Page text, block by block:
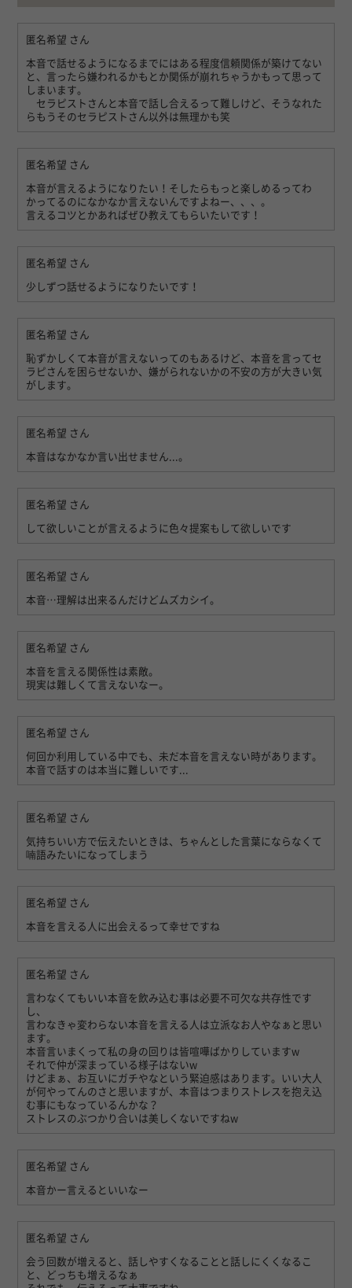
匿名希望 さん
本音で話せるようになるまでにはある程度信頼関係が築けてない
と、言ったら嫌われるかもとか関係が崩れちゃうかもって思って
しまいます。
セラピストさんと本音で話し合えるって難しけど、そうなれた
らもうそのセラピストさん以外は無理かも笑
匿名希望 さん
本音が言えるようになりたい！そしたらもっと楽しめるってわ
かってるのになかなか言えないんですよねー、、、。
言えるコツとかあればぜひ教えてもらいたいです！
匿名希望 さん
少しずつ話せるようになりたいです！
匿名希望 さん
恥ずかしくて本音が言えないってのもあるけど、本音を言ってセ
ラピさんを困らせないか、嫌がられないかの不安の方が大きい気
がします。
匿名希望 さん
本音はなかなか言い出せません...。
匿名希望 さん
して欲しいことが言えるように色々提案もして欲しいです
匿名希望 さん
本音…理解は出来るんだけどムズカシイ。
匿名希望 さん
本音を言える関係性は素敵。
現実は難しくて言えないなー。
匿名希望 さん
何回か利用している中でも、未だ本音を言えない時があります。
本音で話すのは本当に難しいです...
匿名希望 さん
気持ちいい方で伝えたいときは、ちゃんとした言葉にならなくて
喃語みたいになってしまう
匿名希望 さん
本音を言える人に出会えるって幸せですね
匿名希望 さん
言わなくてもいい本音を飲み込む事は必要不可欠な共存性です
し、
言わなきゃ変わらない本音を言える人は立派なお人やなぁと思い
ます。
本音言いまくって私の身の回りは皆喧嘩ばかりしていますw
それで仲が深まっている様子はないw
けどまぁ、お互いにガチやなという緊迫感はあります。いい大人
が何やってんのさと思いますが、本音はつまりストレスを抱え込
む事にもなっているんかな？
ストレスのぶつかり合いは美しくないですねw
匿名希望 さん
本音かー言えるといいなー
匿名希望 さん
会う回数が増えると、話しやすくなることと話しにくくなるこ
と、どっちも増えるなぁ